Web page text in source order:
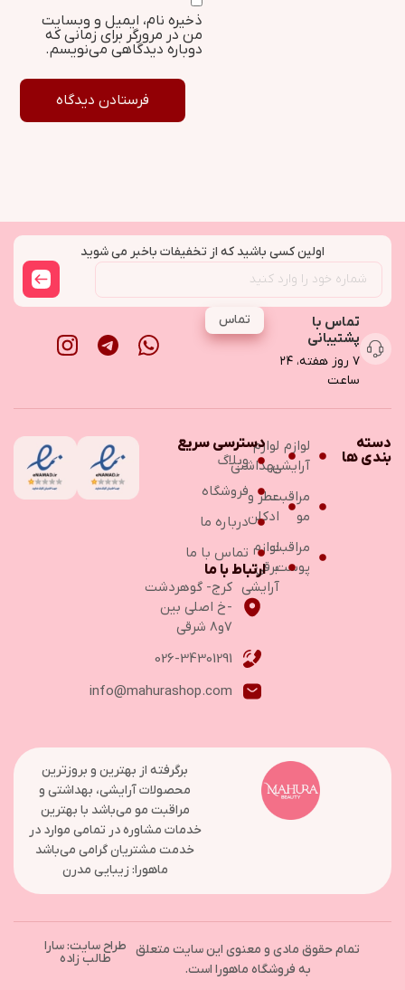
ذخیره نام، ایمیل و وبسایت
من در مرورگر برای زمانی که
دوباره دیدگاهی می‌نویسم.
اولین کسی باشید که از تخفیفات باخبر می شوید
تماس با
پشتیبانی
۷ روز هفته، ۲۴
ساعت
تماس
دسته
بندی ها
لوازم
آرایشی
مراقبت
مو
مراقبت
پوست
لوازم
بهداشتی
عطر و
ادکلن
لوازم
برقی
آرایشی
دسترسی سریع
وبلاگ
فروشگاه
درباره ما
تماس با ما
ارتباط با ما
کرج- گوهردشت
-خ اصلی بین
۷و۸ شرقی
026-34301291
info@mahurashop.com
برگرفته از بهترین و بروزترین
محصولات آرایشی، بهداشتی و
مراقبت مو می‌باشد با بهترین
خدمات مشاوره در تمامی موارد در
خدمت مشتریان گرامی می‌باشد
ماهورا: زیبایی مدرن
تمام حقوق مادی و معنوی این سایت متعلق
به فروشگاه ماهورا است.
طراح سایت: سارا
طالب زاده